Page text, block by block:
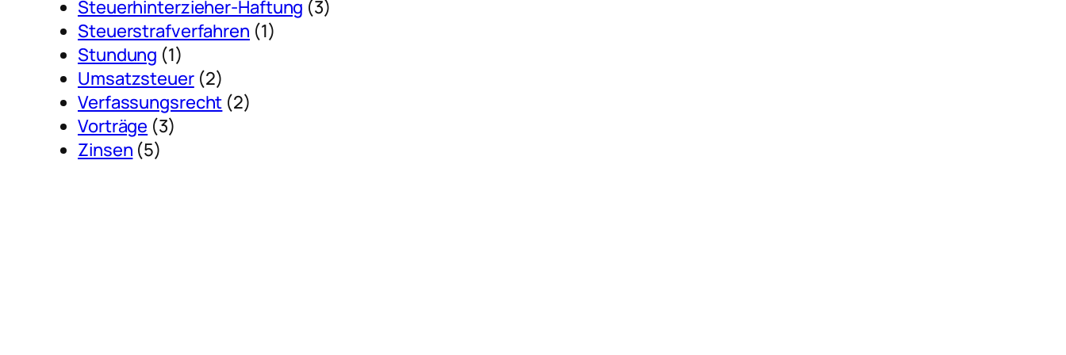
Steuerhinterzieher-Haftung (3)
Steuerstrafverfahren (1)
Stundung (1)
Umsatzsteuer(2)
Verfassungsrecht (2)
Vorträge (3)
Zinsen (5)